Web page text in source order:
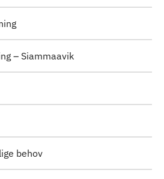
– Siammaavik
behov